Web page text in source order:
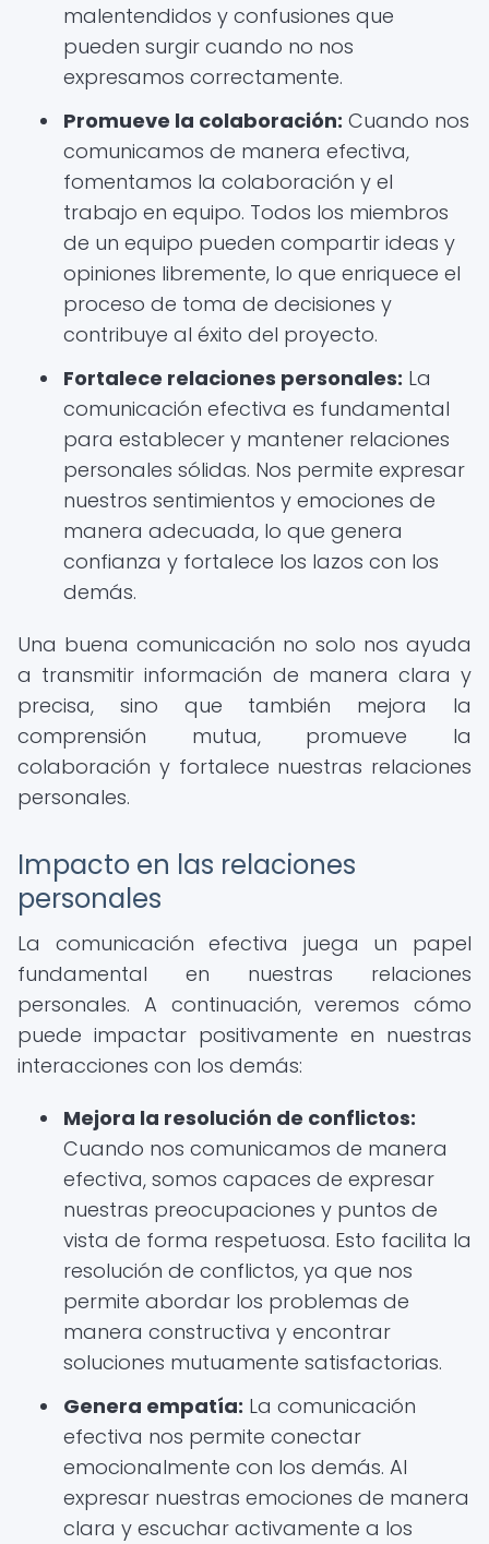
malentendidos y confusiones que
pueden surgir cuando no nos
expresamos correctamente.
Promueve la colaboración: Cuando nos
comunicamos de manera efectiva,
fomentamos la colaboración y el
trabajo en equipo. Todos los miembros
de un equipo pueden compartir ideas y
opiniones libremente, lo que enriquece el
proceso de toma de decisiones y
contribuye al éxito del proyecto.
Fortalece relaciones personales: La
comunicación efectiva es fundamental
para establecer y mantener relaciones
personales sólidas. Nos permite expresar
nuestros sentimientos y emociones de
manera adecuada, lo que genera
confianza y fortalece los lazos con los
demás.
Una buena comunicación no solo nos ayuda
a transmitir información de manera clara y
precisa, sino que también mejora la
comprensión mutua, promueve la
colaboración y fortalece nuestras relaciones
personales.
Impacto en las relaciones
personales
La comunicación efectiva juega un papel
fundamental en nuestras relaciones
personales. A continuación, veremos cómo
puede impactar positivamente en nuestras
interacciones con los demás:
Mejora la resolución de conflictos:
Cuando nos comunicamos de manera
efectiva, somos capaces de expresar
nuestras preocupaciones y puntos de
vista de forma respetuosa. Esto facilita la
resolución de conflictos, ya que nos
permite abordar los problemas de
manera constructiva y encontrar
soluciones mutuamente satisfactorias.
Genera empatía: La comunicación
efectiva nos permite conectar
emocionalmente con los demás. Al
expresar nuestras emociones de manera
clara y escuchar activamente a los